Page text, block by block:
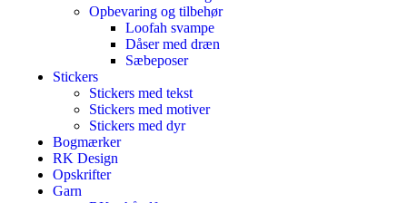
Opbevaring og tilbehør
Loofah svampe
Dåser med dræn
Sæbeposer
Stickers
Stickers med tekst
Stickers med motiver
Stickers med dyr
Bogmærker
RK Design
Opskrifter
Garn